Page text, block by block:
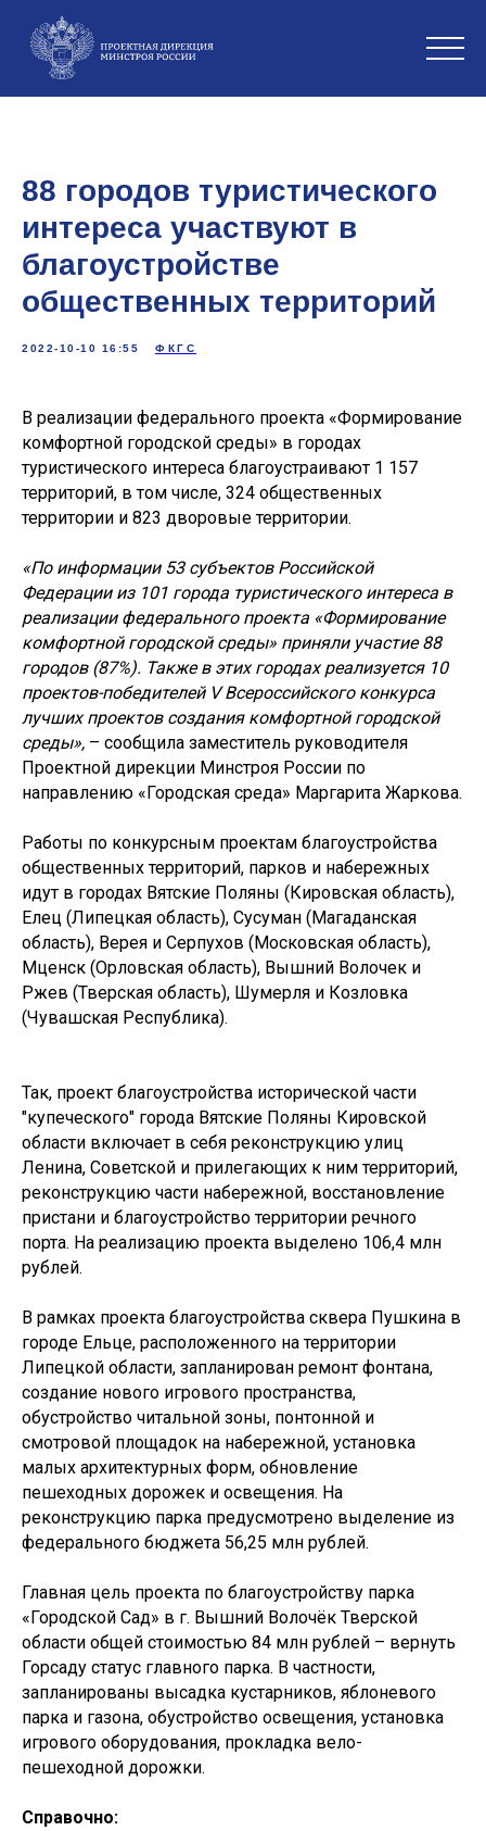
88 городов туристического
интереса участвуют в
благоустройстве
общественных территорий
2022-10-10 16:55 ФКГС
В реализации федерального проекта «Формирование
комфортной городской среды» в городах
туристического интереса благоустраивают 1 157
территорий, в том числе, 324 общественных
территории и 823 дворовые территории.
«По информации 53 субъектов Российской
Федерации из 101 города туристического интереса в
реализации федерального проекта «Формирование
комфортной городской среды» приняли участие 88
городов (87%). Также в этих городах реализуется 10
проектов-победителей V Всероссийского конкурса
лучших проектов создания комфортной городской
среды», – сообщила заместитель руководителя
Проектной дирекции Минстроя России по
направлению «Городская среда» Маргарита Жаркова.
Работы по конкурсным проектам благоустройства
общественных территорий, парков и набережных
идут в городах Вятские Поляны (Кировская область),
Елец (Липецкая область), Сусуман (Магаданская
область), Верея и Серпухов (Московская область),
Мценск (Орловская область), Вышний Волочек и
Ржев (Тверская область), Шумерля и Козловка
(Чувашская Республика).
Так, проект благоустройства исторической части
"купеческого" города Вятские Поляны Кировской
области включает в себя реконструкцию улиц
Ленина, Советской и прилегающих к ним территорий,
реконструкцию части набережной, восстановление
пристани и благоустройство территории речного
порта. На реализацию проекта выделено 106,4 млн
рублей.
В рамках проекта благоустройства сквера Пушкина в
городе Ельце, расположенного на территории
Липецкой области, запланирован ремонт фонтана,
создание нового игрового пространства,
обустройство читальной зоны, понтонной и
смотровой площадок на набережной, установка
малых архитектурных форм, обновление
пешеходных дорожек и освещения. На
реконструкцию парка предусмотрено выделение из
федерального бюджета 56,25 млн рублей.
Главная цель проекта по благоустройству парка
«Городской Сад» в г. Вышний Волочёк Тверской
области общей стоимостью 84 млн рублей – вернуть
Горсаду статус главного парка. В частности,
запланированы высадка кустарников, яблоневого
парка и газона, обустройство освещения, установка
игрового оборудования, прокладка вело-
пешеходной дорожки.
Справочно: